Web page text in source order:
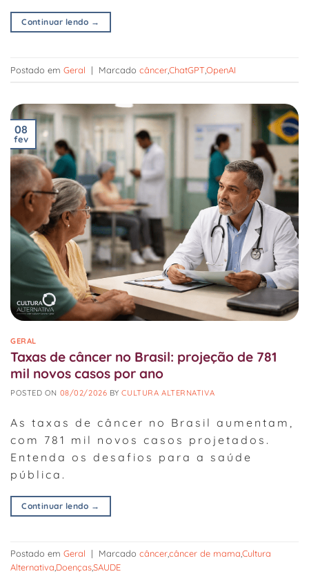
Continuar lendo →
Postado em Geral | Marcado câncerChatGPTOpenAI
08
fev
GERAL
Taxas de câncer no Brasil: projeção de 781
mil novos casos por ano
POSTED ON 08/02/2026 BYCULTURA ALTERNATIVA
As taxas de câncer no Brasil aumentam,
com 781 mil novos casos projetados.
Entenda os desafios para a saúde
pública.
Continuar lendo →
Postado em Geral | Marcado câncer,câncer de mama,Cultura
Alternativa,Doenças,SAUDE